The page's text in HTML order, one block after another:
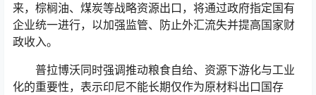
来，棕榈油、煤炭等战略资源出口，将通过政府指定国有
企业统一进行，以加强监管、防止外汇流失并提高国家财
政收入。
普拉博沃同时强调推动粮食自给、资源下游化与工业
化的重要性，表示印尼不能长期仅作为原材料出口国存